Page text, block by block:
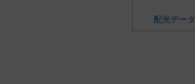
配光データ